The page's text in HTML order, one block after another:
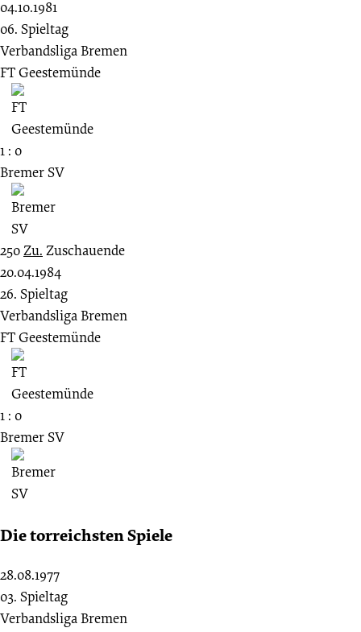
04.10.1981
06. Spieltag
Verbandsliga Bremen
FT Geestemünde
1 : 0
Bremer SV
250Zu. Zuschauende
20.04.1984
26. Spieltag
Verbandsliga Bremen
FT Geestemünde
1 : 0
Bremer SV
Die torreichsten Spiele
28.08.1977
03. Spieltag
Verbandsliga Bremen